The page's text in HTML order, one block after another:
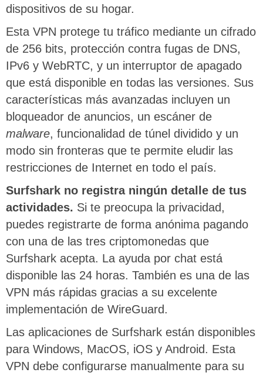
dispositivos de su hogar.
Esta VPN protege tu tráfico mediante un cifrado
de 256 bits, protección contra fugas de DNS,
IPv6 y WebRTC, y un interruptor de apagado
que está disponible en todas las versiones. Sus
características más avanzadas incluyen un
bloqueador de anuncios, un escáner de
malware, funcionalidad de túnel dividido y un
modo sin fronteras que te permite eludir las
restricciones de Internet en todo el país.
Surfshark no registra ningún detalle de tus
actividades. Si te preocupa la privacidad,
puedes registrarte de forma anónima pagando
con una de las tres criptomonedas que
Surfshark acepta. La ayuda por chat está
disponible las 24 horas. También es una de las
VPN más rápidas gracias a su excelente
implementación de WireGuard.
Las aplicaciones de Surfshark están disponibles
para Windows, MacOS, iOS y Android. Esta
VPN debe configurarse manualmente para su